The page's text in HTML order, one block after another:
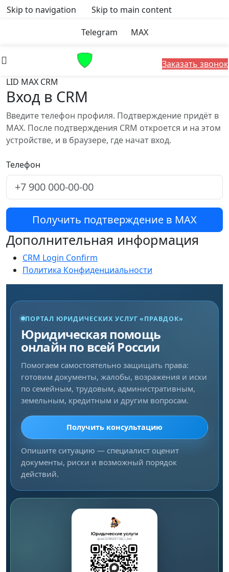
Skip to navigation
Skip to main content
Telegram
MAX
Заказать звонок
LID MAX CRM
Вход в CRM
Введите телефон профиля. Подтверждение придёт в
MAX. После подтверждения CRM откроется и на этом
устройстве, и в браузере, где начат вход.
Телефон
Получить подтверждение в MAX
Дополнительная информация
CRM Login Confirm
Политика Конфиденциальности
ПОРТАЛ ЮРИДИЧЕСКИХ УСЛУГ «ПРАВДОК»
Юридическая помощь
онлайн по всей России
Помогаем самостоятельно защищать права:
готовим документы, жалобы, возражения и иски
по семейным, трудовым, административным,
земельным, кредитным и другим вопросам.
Получить консультацию
Опишите ситуацию — специалист оценит
документы, риски и возможный порядок
действий.